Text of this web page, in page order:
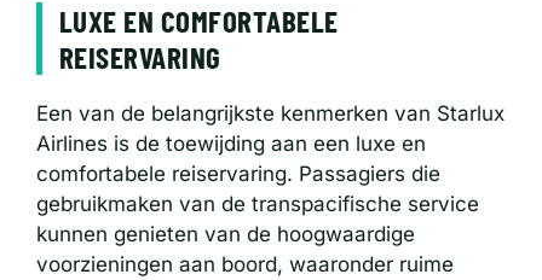
LUXE EN COMFORTABELE
REISERVARING
Een van de belangrijkste kenmerken van Starlux
Airlines is de toewijding aan een luxe en
comfortabele reiservaring. Passagiers die
gebruikmaken van de transpacifische service
kunnen genieten van de hoogwaardige
voorzieningen aan boord, waaronder ruime